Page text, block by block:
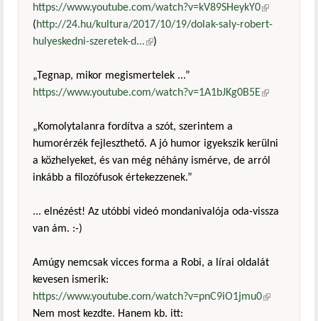
https://www.youtube.com/watch?v=kV89SHeykY0(külső
hivatkozás)
(http://24.hu/kultura/2017/10/19/dolak-saly-robert-
hulyeskedni-szeretek-d...(külső hivatkozás)
)
„Tegnap, mikor megismertelek ...”
https://www.youtube.com/watch?v=1A1bJKg0B5E(külső
„Komolytalanra fordítva a szót, szerintem a
humorérzék fejleszthető. A jó humor igyekszik kerülni
a közhelyeket, és van még néhány ismérve, de arról
inkább a filozófusok értekezzenek.”
... elnézést! Az utóbbi videó mondanivalója oda-vissza
van ám. :-)
Amúgy nemcsak vicces forma a Robi, a lírai oldalát
kevesen ismerik:
https://www.youtube.com/watch?v=pnC9iO1jmu0(külső
Nem most kezdte. Hanem kb. itt: